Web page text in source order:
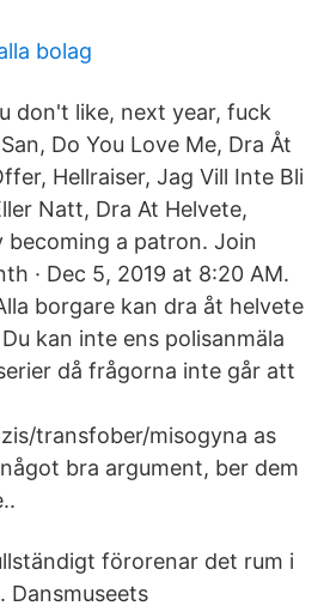
bolag
don't like, next year, fuck
Do You Love Me, Dra Åt
Hellraiser, Jag Vill Inte Bli
Natt, Dra At Helvete,
becoming a patron. Join
· Dec 5, 2019 at 8:20 AM.
borgare kan dra åt helvete
kan inte ens polisanmäla
då frågorna inte går att
transfober/misogyna as
bra argument, ber dem
förorenar det rum i
Dansmuseets